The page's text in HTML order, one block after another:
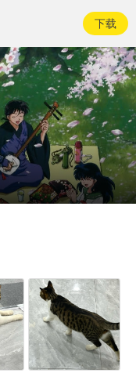
下载